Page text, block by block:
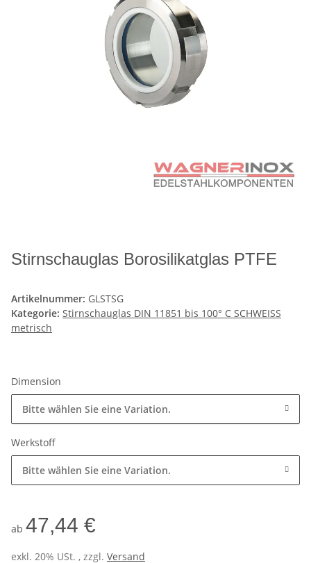
Stirnschauglas Borosilikatglas PTFE
Artikelnummer: GLSTSG
Kategorie: Stirnschauglas DIN 11851 bis 100° C SCHWEISS
metrisch
Dimension
Bitte wählen Sie eine Variation.
Werkstoff
Bitte wählen Sie eine Variation.
ab 47,44 €
exkl. 20% USt. , zzgl. Versand